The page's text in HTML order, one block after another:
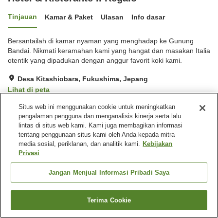
Tinjauan Kamar & Paket Ulasan Info dasar
Bersantailah di kamar nyaman yang menghadap ke Gunung
Bandai. Nikmati keramahan kami yang hangat dan masakan Italia
otentik yang dipadukan dengan anggur favorit koki kami.
Desa Kitashiobara, Fukushima, Jepang
Lihat di peta
Hebat Ulasan:40
Fasilitas properti
Tempat parkir
Restoran
Ruang rapat
Beranda Jepang Fukushima
Desa Kitashiobara
Cari kamar
Situs web ini menggunakan cookie untuk meningkatkan
pengalaman pengguna dan menganalisis kinerja serta lalu
lintas di situs web kami. Kami juga membagikan informasi
tentang penggunaan situs kami oleh Anda kepada mitra
media sosial, periklanan, dan analitik kami. Kebijakan
Privasi
Jangan Menjual Informasi Pribadi Saya
Terima Cookie